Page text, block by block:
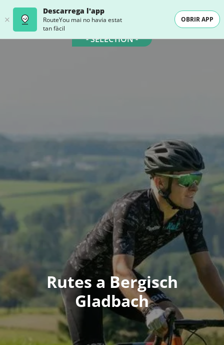
Descarrega l'app
RouteYou mai no havia estat
tan fàcil
OBRIR APP
- SELECTION -
Rutes a Bergisch
Gladbach